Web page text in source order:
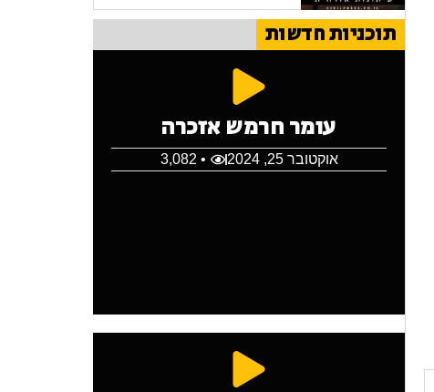
תוכניות חדשות
עומר חרמש אזכרה
אוקטובר 25, 2024 • 3,082